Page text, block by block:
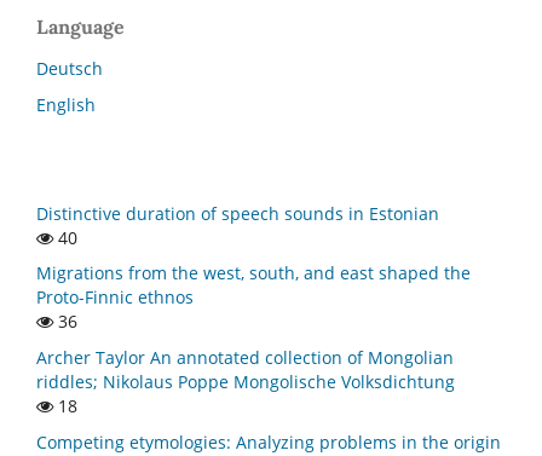
Language
Deutsch
English
Distinctive duration of speech sounds in Estonian
40
Migrations from the west, south, and east shaped the
Proto-Finnic ethnos
36
Archer Taylor An annotated collection of Mongolian
riddles; Nikolaus Poppe Mongolische Volksdichtung
18
Competing etymologies: Analyzing problems in the origin